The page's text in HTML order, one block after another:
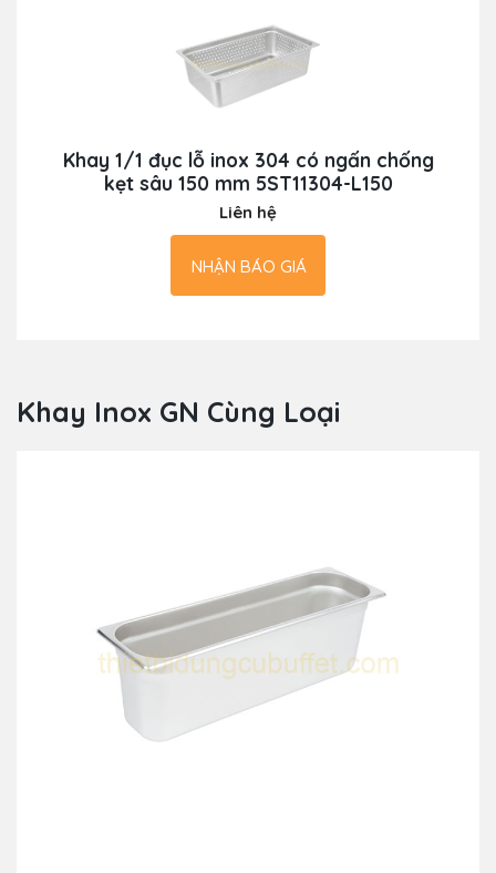
Khay 1/1 đục lỗ inox 304 có ngấn chống
kẹt sâu 150 mm 5ST11304-L150
Liên hệ
NHẬN BÁO GIÁ
Khay Inox GN Cùng Loại